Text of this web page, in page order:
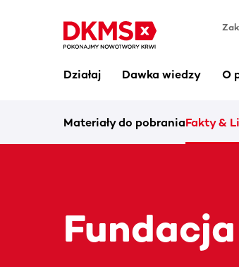
Działaj Dawka wiedzy O
Materiały do pobraniaFakty &